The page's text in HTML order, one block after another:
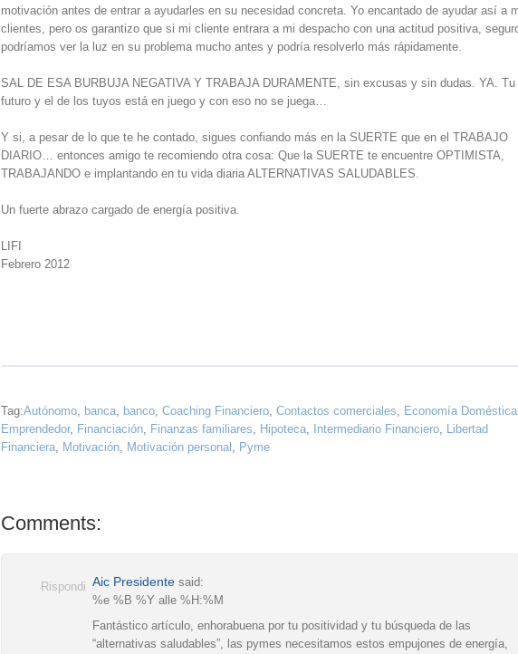
motivación antes de entrar a ayudarles en su necesidad concreta. Yo encantado de ayudar así a
clientes, pero os garantizo que si mi cliente entrara a mi despacho con una actitud positiva,
podríamos ver la luz en su problema mucho antes y podría resolverlo más rápidamente.
SAL DE ESA BURBUJA NEGATIVA Y TRABAJA DURAMENTE, sin excusas y sin dudas. YA. Tu
futuro y el de los tuyos está en juego y con eso no se juega…
Y si, a pesar de lo que te he contado, sigues confiando más en la SUERTE que en el TRABAJO
DIARIO… entonces amigo te recomiendo otra cosa: Que la SUERTE te encuentre OPTIMISTA,
TRABAJANDO e implantando en tu vida diaria ALTERNATIVAS SALUDABLES.
Un fuerte abrazo cargado de energía positiva.
LIFI
Febrero 2012
Tag:Autónomo, banca, banco, Coaching Financiero, Contactos comerciales, Economía Doméstica
Emprendedor, Financiación, Finanzas familiares, Hipoteca, Intermediario Financiero, Libertad
Financiera, Motivación, Motivación personal , Pyme
Comments:
Rispondi Aic Presidente said:
%e %B %Y alle %H:%M
Fantástico artículo, enhorabuena por tu positividad y tu búsqueda de las
“alternativas saludables”, las pymes necesitamos estos empujones de energía,